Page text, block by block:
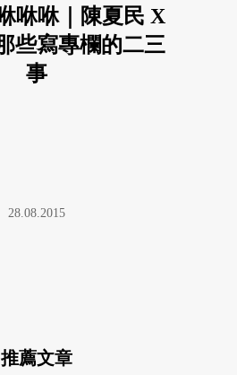
咻咻｜陳夏民 X
些寫專欄的二三
事
28.08.2015
推薦文章